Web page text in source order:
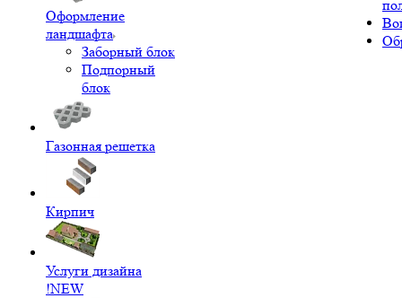
Оформление
ландшафта
Заборный блок
Подпорный
блок
Газонная решетка
Кирпич
Услуги дизайна
!NEW